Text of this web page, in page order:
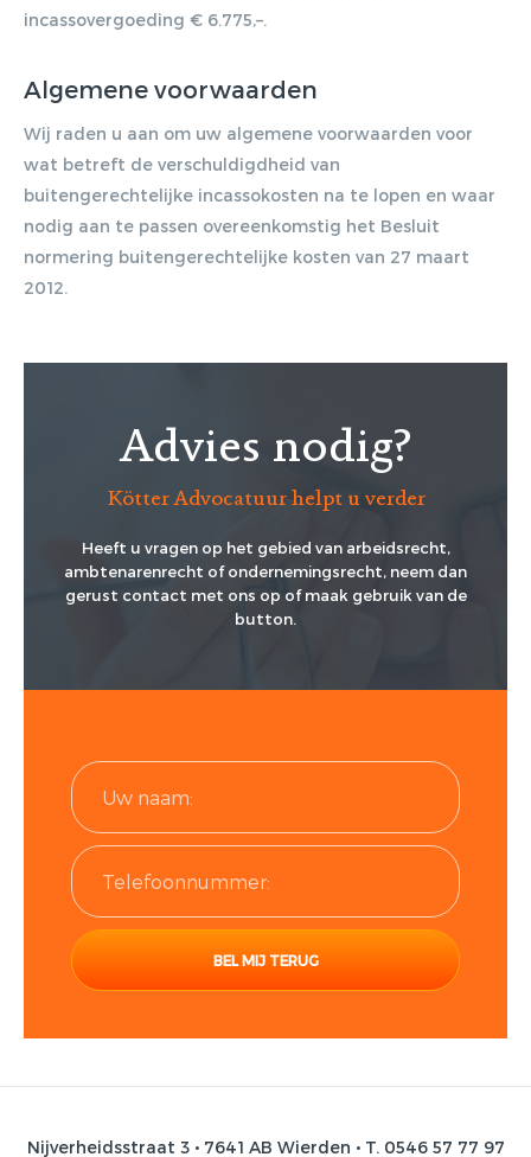
incassovergoeding € 6.775,–.
Algemene voorwaarden
Wij raden u aan om uw algemene voorwaarden voor
wat betreft de verschuldigdheid van
buitengerechtelijke incassokosten na te lopen en waar
nodig aan te passen overeenkomstig het Besluit
normering buitengerechtelijke kosten van 27 maart
2012.
Advies nodig?
Kötter Advocatuur helpt u verder
Heeft u vragen op het gebied van arbeidsrecht,
ambtenarenrecht of ondernemingsrecht, neem dan
gerust contact met ons op of maak gebruik van de
button.
Nijverheidsstraat 3 • 7641 AB Wierden • T. 0546 57 77 97